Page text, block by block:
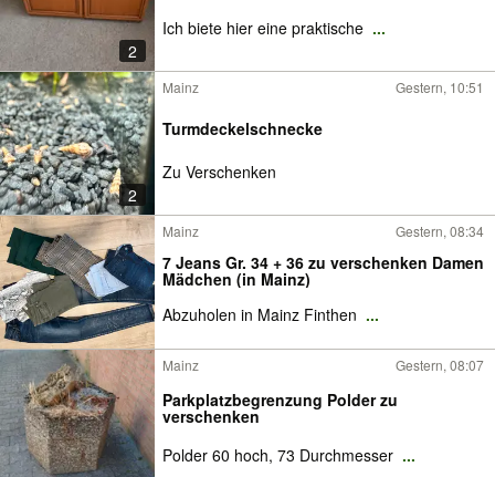
2
Ich biete hier eine praktische ...
2
Mainz Gestern, 10:51
Turmdeckelschnecke
Zu Verschenken
Mainz Gestern, 08:34
7 Jeans Gr. 34 + 36 zu verschenken Damen
Mädchen (in Mainz)
Abzuholen in Mainz Finthen ...
Mainz Gestern, 08:07
Parkplatzbegrenzung Polder zu
verschenken
Polder 60 hoch, 73 Durchmesser ...